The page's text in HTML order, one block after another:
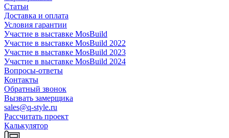
Статьи
Доставка и оплата
Условия гарантии
Участие в выставке MosBuild
Участие в выставке MosBuild 2022
Участие в выставке MosBuild 2023
Участие в выставке MosBuild 2024
Вопросы-ответы
Контакты
Обратный звонок
Вызвать замерщика
sales@q-style.ru
Рассчитать проект
Калькулятор